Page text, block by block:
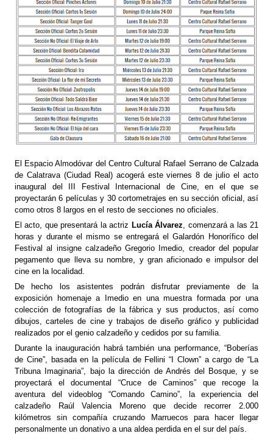
El Espacio Almodóvar del Centro Cultural Rafael Serrano de Calzada
de Calatrava (Ciudad Real) acogerá este viernes 8 de julio el acto
inaugural del III Festival Internacional de Cine, en el que se
proyectarán 6 películas y 30 cortometrajes en su sección oficial, así
como otros 8 largos en el resto de secciones no oficiales.
El acto, que presentará la actriz Lucía Álvarez, comenzará a las 21
horas y durante el mismo se entregará el Galardón Honorífico del
Festival al insigne calzadeño Gregorio Imedio, creador del popular
pegamento que lleva su nombre, y gran aficionado e impulsor del
cine en la localidad.
De hecho los asistentes podrán disfrutar previamente de la
exposición homenaje a Imedio en una muestra formada por una
colección de fotografías de la fábrica y sus productos, así como
dibujos, carteles de cine y trabajos de diseño gráfico y publicidad
realizados por el genio calzadeño y cedidos por su familia.
Durante la inauguración habrá también una performance, “Boberías
de Cine”, basada en la película de Fellini “I Clown” a cargo de “La
Tribuna Imaginaria”, bajo la dirección de Andrés del Bosque, y se
proyectará el documental “Cruce de Caminos” que recoge la
aventura del videoblog “Comando Camino”, la experiencia del
calzadeño Raúl Valencia Moreno que decide recorrer 2.000
kilómetros sin compañía cruzando Marruecos para hacer llegar
personalmente un donativo a una aldea perdida en el sur del país.